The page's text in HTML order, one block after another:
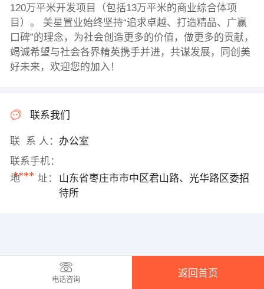
120万平米开发项目（包括13万平米的商业综合体项
目）。 美星置业始终坚持“追求卓越、打造精品、广赢
口碑”的理念，为社会创造更多的价值，做更多的贡献，
竭诚希望与社会各界精英携手并进，共谋发展，同创美
好未来，欢迎您的加入！
联系我们
联 系 人： 办公室
联系手机：
****
地 址：
山东省枣庄市市中区君山路、光华路区委招
待所
电话咨询
返回首页